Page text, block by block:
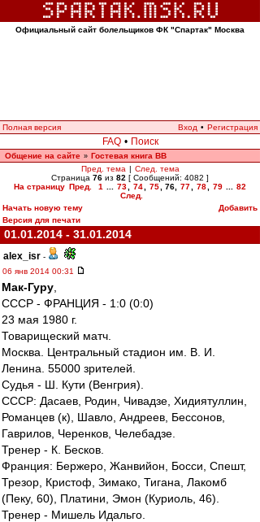
Официальный сайт болельщиков ФК "Спартак" Москва
Полная версия Вход • Регистрация
FAQ • Поиск
Общение на сайте » Гостевая книга ВВ
Пред. тема | След. тема
Страница 76 из 82 [ Сообщений: 4082 ]
На страницу Пред. 1 73 74 75 76 77 78 79
82
След.
Начать новую тему
Добавить
Версия для печати
01.01.2014 - 31.01.2014
alex_isr -
06 янв 2014 00:31
Мак-Гуру
СССР - ФРАНЦИЯ - 1:0 (0:0)
23 мая 1980 г.
Товарищеский матч.
Москва. Центральный стадион им. В. И.
Ленина. 55000 зрителей.
Судья - Ш. Кути (Венгрия).
СССР: Дасаев, Родин, Чивадзе, Хидиятуллин,
Романцев (к), Шавло, Андреев, Бессонов,
Гаврилов, Черенков, Челебадзе.
Тренер - К. Бесков.
Франция: Бержеро, Жанвийон, Босси, Спешт,
Трезор, Кристоф, Зимако, Тигана, Лакомб
(Пеку, 60), Платини, Эмон (Куриоль, 46).
Тренер - Мишель Идальго.